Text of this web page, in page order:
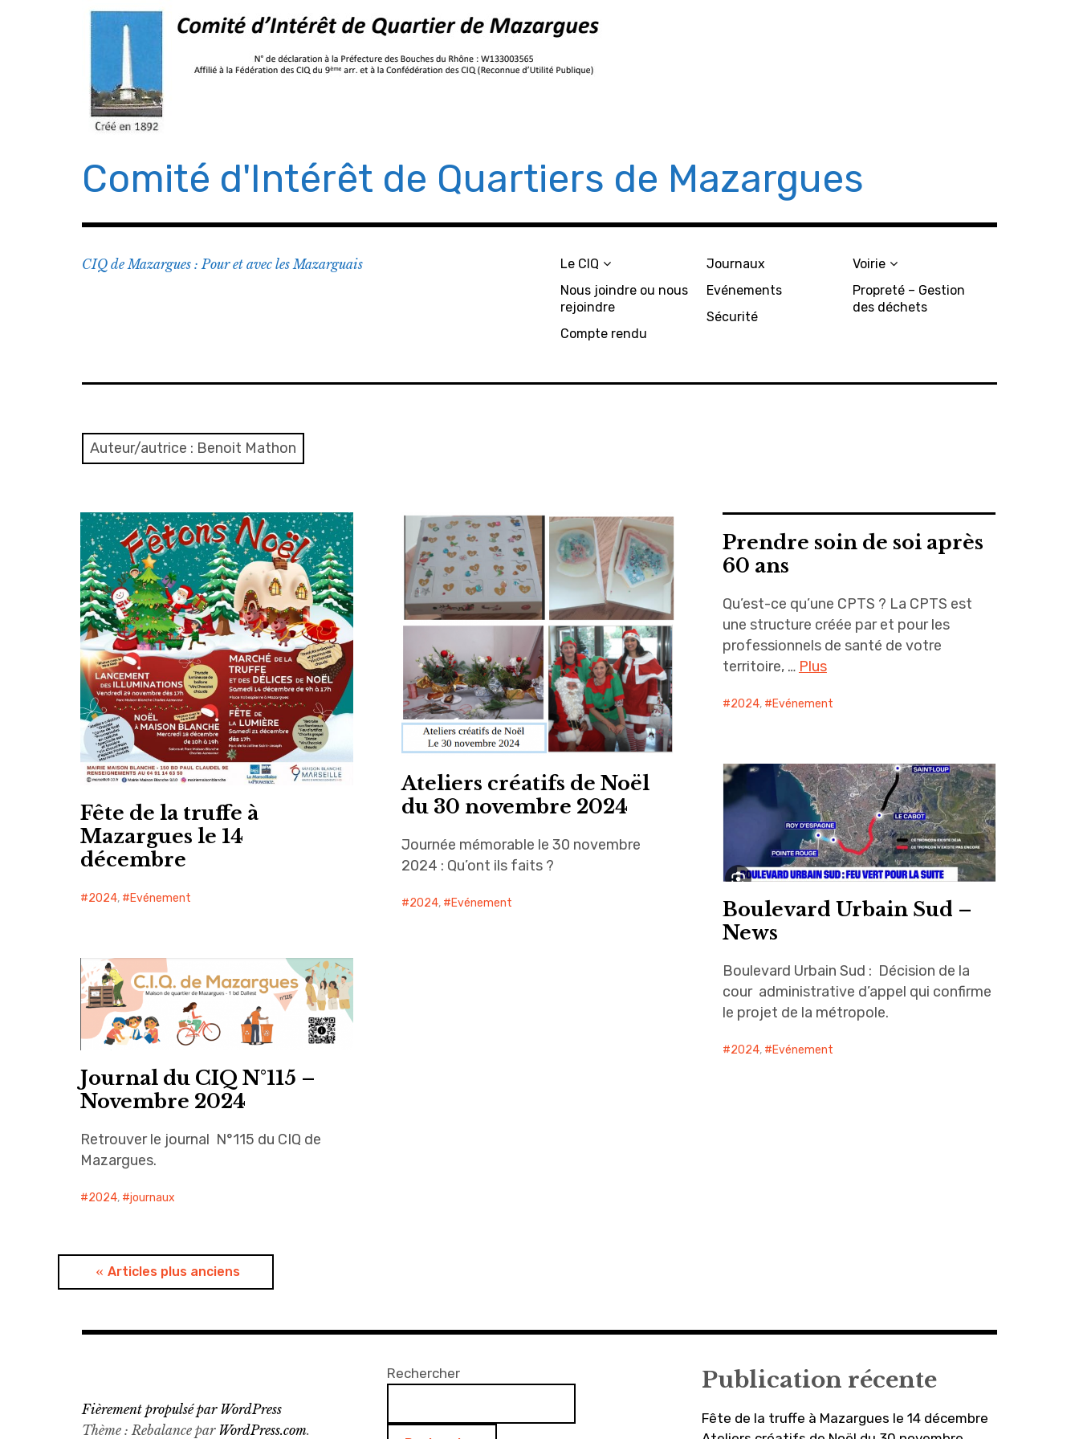
Comité d'Intérêt de Quartiers de Mazargues
CIQ de Mazargues : Pour et avec les Mazarguais
Le CIQ
Nous joindre ou nous
rejoindre
Compte rendu
Journaux
Evénements
Sécurité
Voirie
Propreté – Gestion
des déchets
Auteur/autrice : Benoit Mathon
Fête de la truffe à
Mazargues le 14
décembre
2024, Evénement
Ateliers créatifs de Noël
du 30 novembre 2024
Journée mémorable le 30 novembre
2024 : Qu’ont ils faits ?
2024, Evénement
Prendre soin de soi après
60 ans
Qu’est-ce qu’une CPTS ? La CPTS est
une structure créée par et pour les
professionnels de santé de votre
territoire, … Plus
2024, Evénement
Boulevard Urbain Sud –
News
Boulevard Urbain Sud : Décision de la
cour administrative d’appel qui confirme
le projet de la métropole.
2024, Evénement
Journal du CIQ N°115 –
Novembre 2024
Retrouver le journal N°115 du CIQ de
Mazargues.
2024, journaux
Articles plus anciens
Rechercher Publication récente
Fête de la truffe à Mazargues le 14 décembre
Fièrement propulsé par WordPress
Thème : Rebalance par WordPress.com.